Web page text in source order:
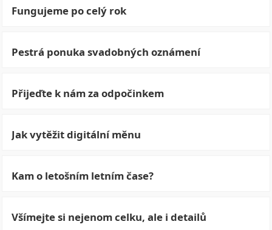
Fungujeme po celý rok
Pestrá ponuka svadobných oznámení
Přijeďte k nám za odpočinkem
Jak vytěžit digitální měnu
Kam o letošním letním čase?
Všímejte si nejenom celku, ale i detailů